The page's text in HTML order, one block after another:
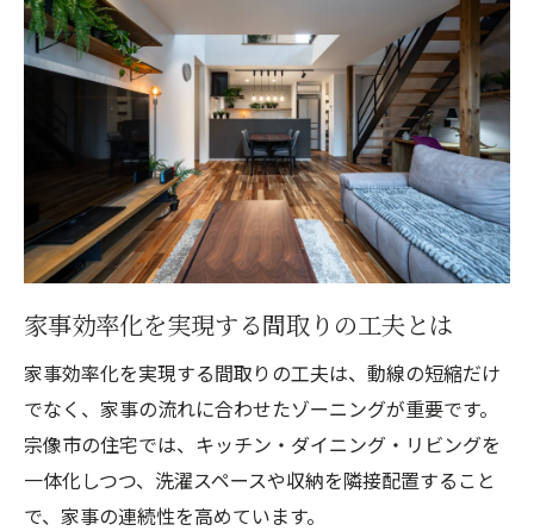
家事効率化を実現する間取りの工夫とは
家事効率化を実現する間取りの工夫は、動線の短縮だけ
でなく、家事の流れに合わせたゾーニングが重要です。
宗像市の住宅では、キッチン・ダイニング・リビングを
一体化しつつ、洗濯スペースや収納を隣接配置すること
で、家事の連続性を高めています。